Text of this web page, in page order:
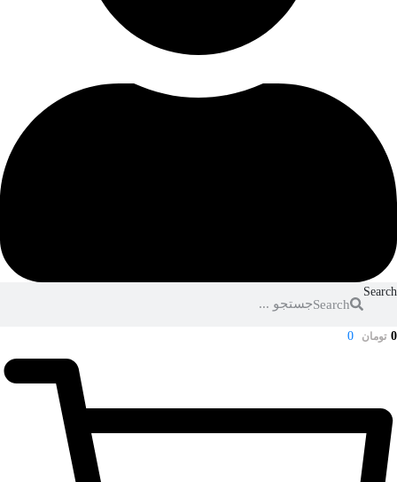
Search
Search
تومان 0
0